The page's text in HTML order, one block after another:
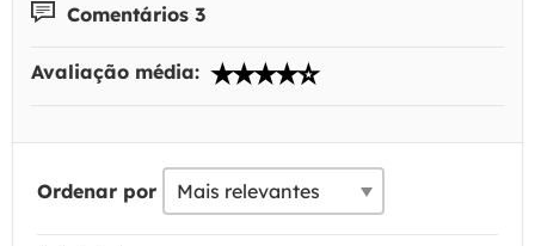
Comentários 3
Avaliação média:
Ordenar por